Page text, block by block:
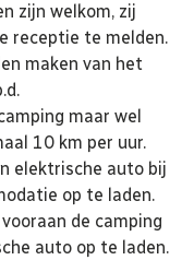
zijn welkom, zij
receptie te melden.
maken van het
maar wel
10 km per uur.
elektrische auto bij
op te laden.
de camping
auto op te laden.